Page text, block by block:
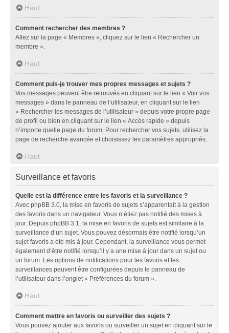
Haut
Comment rechercher des membres ?
Allez sur la page « Membres », cliquez sur le lien « Rechercher un
membre ».
Haut
Comment puis-je trouver mes propres messages et sujets ?
Vos messages peuvent être retrouvés en cliquant sur le lien « Voir vos
messages » dans le panneau de l’utilisateur, en cliquant sur le lien
« Rechercher les messages de l’utilisateur » depuis votre propre page
de profil ou bien en cliquant sur le lien « Accès rapide » depuis
n’importe quelle page du forum. Pour rechercher vos sujets, utilisez la
page de recherche avancée et choisissez les paramètres appropriés.
Haut
Surveillance et favoris
Quelle est la différence entre les favoris et la surveillance ?
Avec phpBB 3.0, la mise en favoris de sujets s’apparentait à la gestion
des favoris dans un navigateur. Vous n’étiez pas notifié des mises à
jour. Depuis phpBB 3.1, la mise en favoris de sujets est similaire à la
surveillance d’un sujet. Vous pouvez désormais être notifié lorsqu’un
sujet favoris a été mis à jour. Cependant, la surveillance vous permet
également d’être notifié lorsqu’il y a une mise à jour dans un sujet ou
un forum. Les options de notifications pour les favoris et les
surveillances peuvent être configurées depuis le panneau de
l’utilisateur dans l’onglet « Préférences du forum ».
Haut
Comment mettre en favoris ou surveiller des sujets ?
Vous pouvez ajouter aux favoris ou surveiller un sujet en cliquant sur le